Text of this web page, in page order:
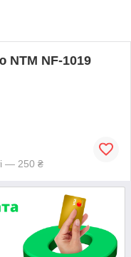
NTM NF-1019
— 250 ₴